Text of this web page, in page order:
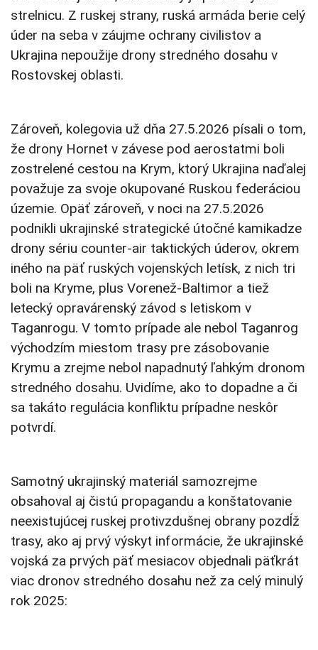
strelnicu. Z ruskej strany, ruská armáda berie celý
úder na seba v záujme ochrany civilistov a
Ukrajina nepoužije drony stredného dosahu v
Rostovskej oblasti.
Zároveň, kolegovia už dňa 27.5.2026 písali o tom,
že drony Hornet v závese pod aerostatmi boli
zostrelené cestou na Krym, ktorý Ukrajina naďalej
považuje za svoje okupované Ruskou federáciou
územie. Opäť zároveň, v noci na 27.5.2026
podnikli ukrajinské strategické útočné kamikadze
drony sériu counter-air taktických úderov, okrem
iného na päť ruských vojenských letísk, z nich tri
boli na Kryme, plus Vorenež-Baltimor a tiež
letecký opravárenský závod s letiskom v
Taganrogu. V tomto prípade ale nebol Taganrog
východzím miestom trasy pre zásobovanie
Krymu a zrejme nebol napadnutý ľahkým dronom
stredného dosahu. Uvidíme, ako to dopadne a či
sa takáto regulácia konfliktu prípadne neskôr
potvrdí.
Samotný ukrajinský materiál samozrejme
obsahoval aj čistú propagandu a konštatovanie
neexistujúcej ruskej protivzdušnej obrany pozdĺž
trasy, ako aj prvý výskyt informácie, že ukrajinské
vojská za prvých päť mesiacov objednali päťkrát
viac dronov stredného dosahu než za celý minulý
rok 2025: